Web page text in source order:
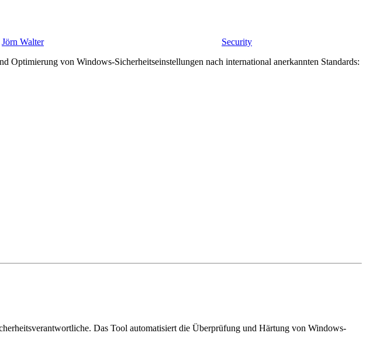
Jörn Walter
Security
Optimierung von Windows-Sicherheitseinstellungen nach international anerkannten Standards:
Das Tool automatisiert die Überprüfung und Härtung von Windows-